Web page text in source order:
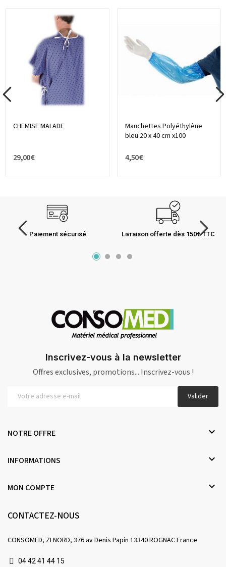
CHEMISE MALADE
29,00 €
Manchettes Polyéthylène
bleu 20 x 40 cm x100
4,50 €
Paiement sécurisé Livraison offerte dès 150€ TTC
Inscrivez-vous à la newsletter
Offres exclusives, promotions... Inscrivez-vous !
Valider
NOTRE OFFRE 
INFORMATIONS 
MON COMPTE 
CONTACTEZ-NOUS
CONSOMED, ZI NORD, 376 av Denis Papin 13340 ROGNAC France
04 42 41 44 15